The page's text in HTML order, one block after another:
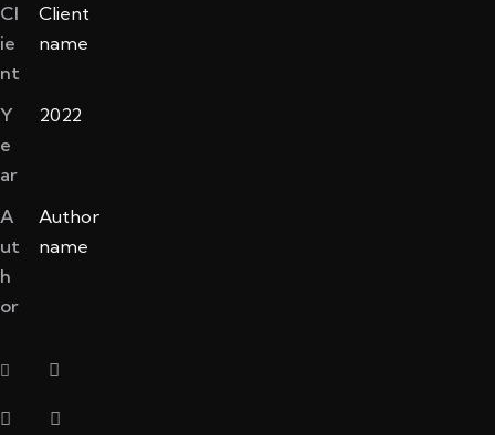
Cl
ie
nt
Client
name
Y
e
ar
2022
A
ut
h
or
Author
name